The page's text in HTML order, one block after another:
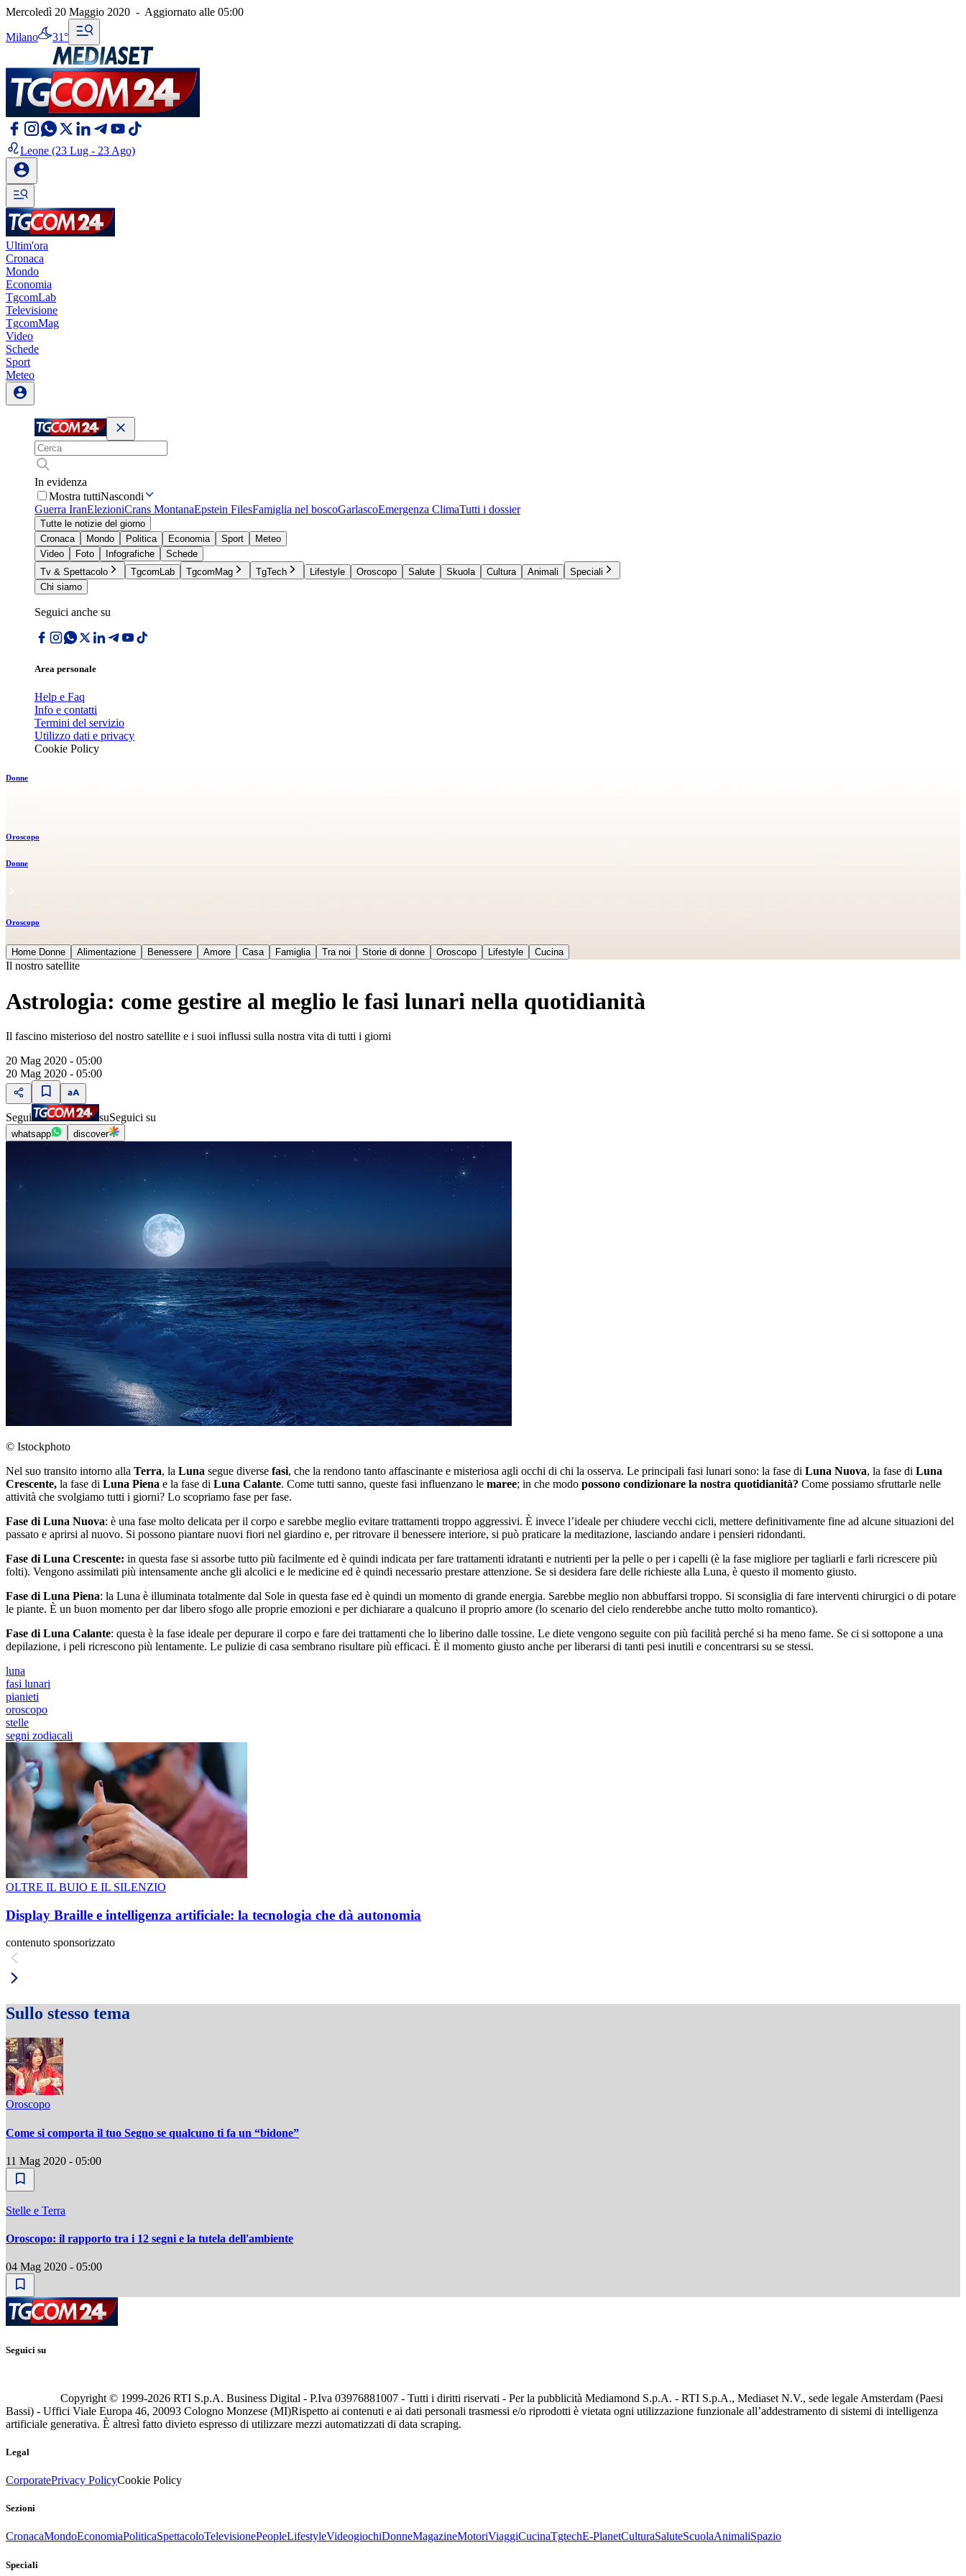
Mercoledì 20 Maggio 2020 - Aggiornato alle 05:00
Milano 31°
Leone (23 Lug - 23 Ago)
Ultim'ora
Cronaca
Mondo
Economia
TgcomLab
Televisione
TgcomMag
Video
Schede
Sport
Meteo
In evidenza
Mostra tuttiNascondi
Guerra IranElezioniCrans MontanaEpstein FilesFamiglia nel boscoGarlascoEmergenza ClimaTutti i dossier
Tutte le notizie del giorno
Cronaca
Mondo Politica Economia Sport
Meteo
Video
Foto Infografiche
Schede
Tv & Spettacolo
TgcomLab TgcomMag TgTech Lifestyle Oroscopo Salute Skuola Cultura Animali
Speciali
Chi siamo
Seguici anche su
Area personale
Help e Faq
Info e contatti
Termini del servizio
Utilizzo dati e privacy
Cookie Policy
Donne
Oroscopo
Donne
Oroscopo
Home Donne Alimentazione Benessere Amore Casa Famiglia Tra noi Storie di donne Oroscopo Lifestyle Cucina
Il nostro satellite
Astrologia: come gestire al meglio le fasi lunari nella quotidianità
Il fascino misterioso del nostro satellite e i suoi influssi sulla nostra vita di tutti i giorni
20 Mag 2020 - 05:00
20 Mag 2020 - 05:00
Segui suSeguici su
whatsapp discover
© Istockphoto
Nel suo transito intorno alla Terra, la Luna segue diverse fasi, che la rendono tanto affascinante e misteriosa agli occhi di chi la osserva. Le principali fasi lunari sono: la fase di Luna Nuova, la fase di Luna
Crescente, la fase di Luna Piena e la fase di Luna Calante. Come tutti sanno, queste fasi influenzano le maree; in che modo possono condizionare la nostra quotidianità? Come possiamo sfruttarle nelle
attività che svolgiamo tutti i giorni? Lo scopriamo fase per fase.
Fase di Luna Nuova: è una fase molto delicata per il corpo e sarebbe meglio evitare trattamenti troppo aggressivi. È invece l’ideale per chiudere vecchi cicli, mettere definitivamente fine ad alcune situazioni del
passato e aprirsi al nuovo. Si possono piantare nuovi fiori nel giardino e, per ritrovare il benessere interiore, si può praticare la meditazione, lasciando andare i pensieri ridondanti.
Fase di Luna Crescente: in questa fase si assorbe tutto più facilmente ed è quindi indicata per fare trattamenti idratanti e nutrienti per la pelle o per i capelli (è la fase migliore per tagliarli e farli ricrescere più
folti). Vengono assimilati più intensamente anche gli alcolici e le medicine ed è quindi necessario prestare attenzione. Se si desidera fare delle richieste alla Luna, è questo il momento giusto.
Fase di Luna Piena: la Luna è illuminata totalmente dal Sole in questa fase ed è quindi un momento di grande energia. Sarebbe meglio non abbuffarsi troppo. Si sconsiglia di fare interventi chirurgici o di potare
le piante. È un buon momento per dar libero sfogo alle proprie emozioni e per dichiarare a qualcuno il proprio amore (lo scenario del cielo renderebbe anche tutto molto romantico).
Fase di Luna Calante: questa è la fase ideale per depurare il corpo e fare dei trattamenti che lo liberino dalle tossine. Le diete vengono seguite con più facilità perché si ha meno fame. Se ci si sottopone a una
depilazione, i peli ricrescono più lentamente. Le pulizie di casa sembrano risultare più efficaci. È il momento giusto anche per liberarsi di tanti pesi inutili e concentrarsi su se stessi.
luna
fasi lunari
pianieti
oroscopo
stelle
segni zodiacali
OLTRE IL BUIO E IL SILENZIO
Display Braille e intelligenza artificiale: la tecnologia che dà autonomia
contenuto sponsorizzato
Sullo stesso tema
Oroscopo
Come si comporta il tuo Segno se qualcuno ti fa un “bidone”
11 Mag 2020 - 05:00
Stelle e Terra
Oroscopo: il rapporto tra i 12 segni e la tutela dell'ambiente
04 Mag 2020 - 05:00
Seguici su
Copyright © 1999-2026 RTI S.p.A. Business Digital - P.Iva 03976881007 - Tutti i diritti riservati - Per la pubblicità Mediamond S.p.A. - RTI S.p.A., Mediaset N.V., sede legale Amsterdam (Paesi
Bassi) - Uffici Viale Europa 46, 20093 Cologno Monzese (MI)Rispetto ai contenuti e ai dati personali trasmessi e/o riprodotti è vietata ogni utilizzazione funzionale all’addestramento di sistemi di intelligenza
artificiale generativa. È altresì fatto divieto espresso di utilizzare mezzi automatizzati di data scraping.
Legal
CorporatePrivacy PolicyCookie Policy
Sezioni
CronacaMondoEconomiaPoliticaSpettacoloTelevisionePeopleLifestyleVideogiochiDonneMagazineMotoriViaggiCucinaTgtechE-PlanetCulturaSaluteScuolaAnimaliSpazio
Speciali